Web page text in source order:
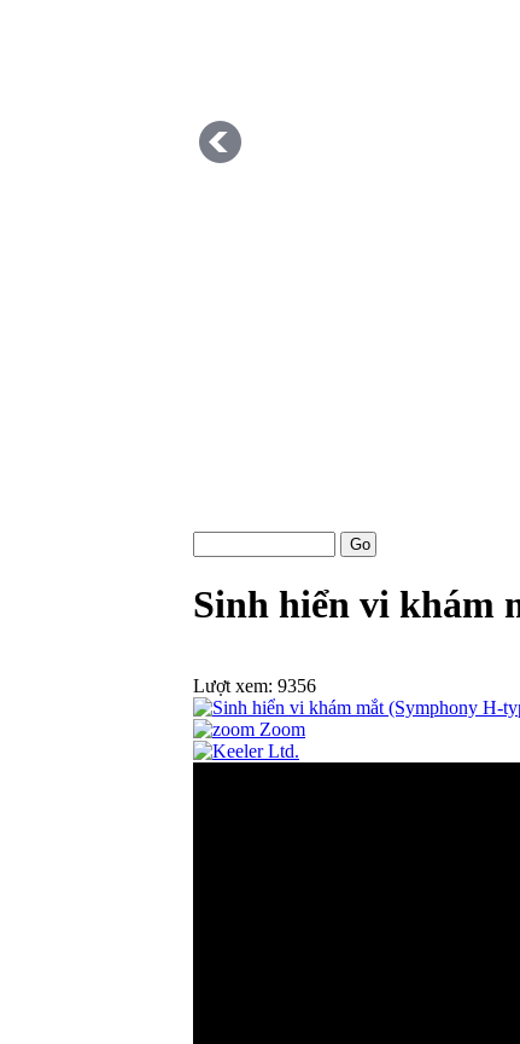
Sinh hiển vi khám
Lượt xem: 9356
Zoom